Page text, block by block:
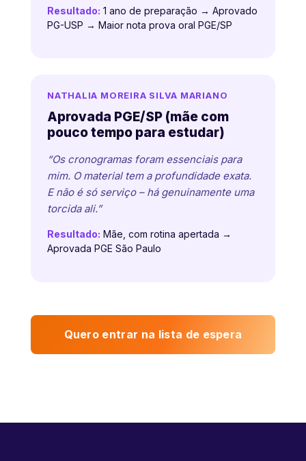
Resultado: 1 ano de preparação → Aprovado
PG-USP → Maior nota prova oral PGE/SP
NATHALIA MOREIRA SILVA MARIANO
Aprovada PGE/SP (mãe com
pouco tempo para estudar)
“Os cronogramas foram essenciais para
mim. O material tem a profundidade exata.
E não é só serviço – há genuinamente uma
torcida ali.”
Resultado: Mãe, com rotina apertada →
Aprovada PGE São Paulo
Quero entrar na lista de espera